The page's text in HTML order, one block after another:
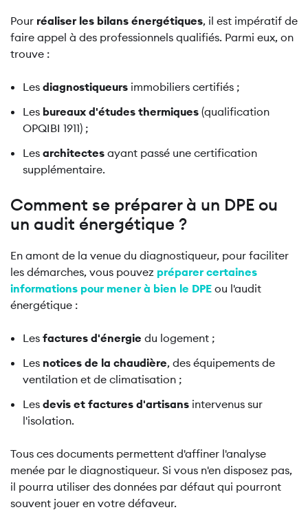
Pour réaliser les bilans énergétiques, il est impératif de
faire appel à des professionnels qualifiés. Parmi eux, on
trouve :
Les diagnostiqueurs immobiliers certifiés ;
Les bureaux d'études thermiques (qualification
OPQIBI 1911) ;
Les architectes ayant passé une certification
supplémentaire.
Comment se préparer à un DPE ou
un audit énergétique ?
En amont de la venue du diagnostiqueur, pour faciliter
les démarches, vous pouvez préparer certaines
informations pour mener à bien le DPE ou l'audit
énergétique :
Les factures d'énergie du logement ;
Les notices de la chaudière, des équipements de
ventilation et de climatisation ;
Les devis et factures d'artisans intervenus sur
l'isolation.
Tous ces documents permettent d'affiner l'analyse
menée par le diagnostiqueur. Si vous n'en disposez pas,
il pourra utiliser des données par défaut qui pourront
souvent jouer en votre défaveur.